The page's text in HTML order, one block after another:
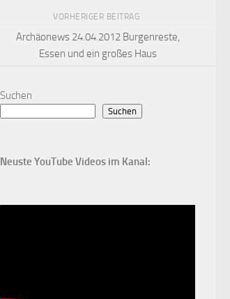
VORHERIGER BEITRAG
Archäonews 24.04.2012 Burgenreste,
Essen und ein großes Haus
Suchen
Suchen
Neuste YouTube Videos im Kanal: